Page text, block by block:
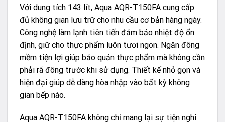
Với dung tích 143 lít, Aqua AQR-T150FA cung cấp
đủ không gian lưu trữ cho nhu cầu cơ bản hàng ngày.
Công nghệ làm lạnh tiên tiến đảm bảo nhiệt độ ổn
định, giữ cho thực phẩm luôn tươi ngon. Ngăn đông
mềm tiện lợi giúp bảo quản thực phẩm mà không cần
phải rã đông trước khi sử dụng. Thiết kế nhỏ gọn và
hiện đại giúp dễ dàng hòa nhập vào bất kỳ không
gian bếp nào.
Aqua AQR-T150FA không chỉ mang lại sự tiện nghi